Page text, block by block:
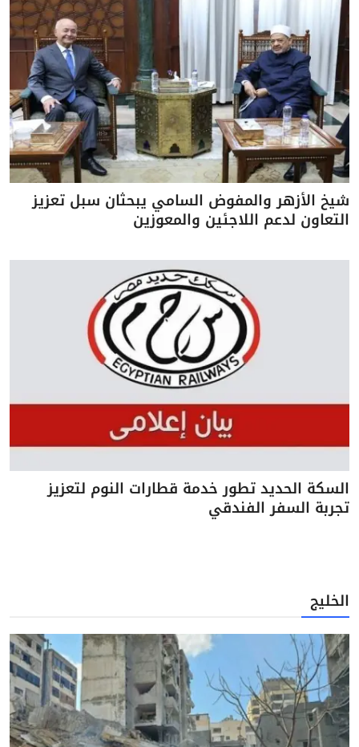
شيخ الأزهر والمفوض السامي يبحثان سبل تعزيز
التعاون لدعم اللاجئين والمعوزين
السكة الحديد تطور خدمة قطارات النوم لتعزيز
تجربة السفر الفندقي
الخليج